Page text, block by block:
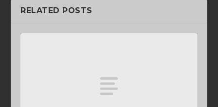
RELATED POSTS